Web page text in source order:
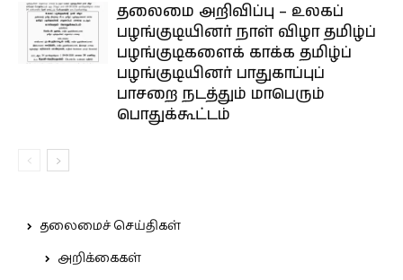
தலைமை அறிவிப்பு – உலகப்
பழங்குடியினர் நாள் விழா தமிழ்ப்
பழங்குடிகளைக் காக்க தமிழ்ப்
பழங்குடியினர் பாதுகாப்புப்
பாசறை நடத்தும் மாபெரும்
பொதுக்கூட்டம்
தலைமைச் செய்திகள்
அறிக்கைகள்